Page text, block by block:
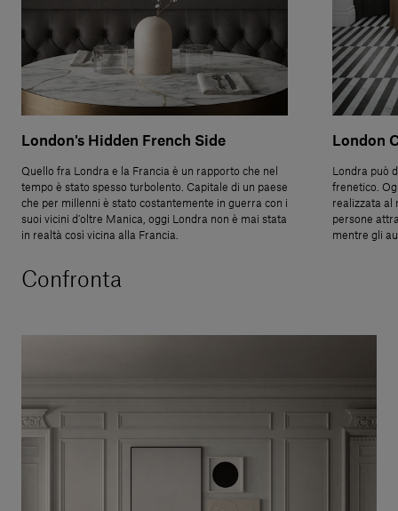
London's Hidden French Side
Quello fra Londra e la Francia è un rapporto che nel
tempo è stato spesso turbolento. Capitale di un paese
che per millenni è stato costantemente in guerra con i
suoi vicini d’oltre Manica, oggi Londra non è mai stata
in realtà così vicina alla Francia.
London
Londra può
frenetico.
realizzata al
persone
mentre gli
Confronta